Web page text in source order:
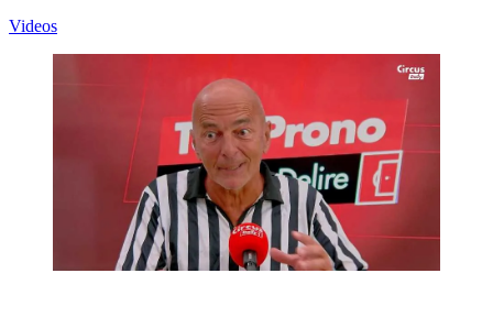
Videos